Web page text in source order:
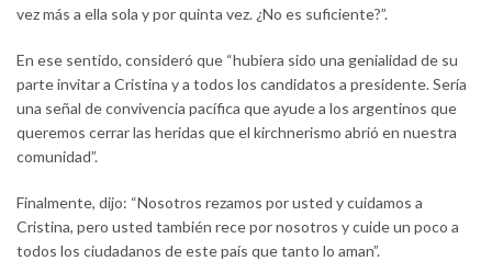
vez más a ella sola y por quinta vez. ¿No es suficiente?”.
En ese sentido, consideró que “hubiera sido una genialidad de su
parte invitar a Cristina y a todos los candidatos a presidente. Sería
una señal de convivencia pacífica que ayude a los argentinos que
queremos cerrar las heridas que el kirchnerismo abrió en nuestra
comunidad”.
Finalmente, dijo: “Nosotros rezamos por usted y cuidamos a
Cristina, pero usted también rece por nosotros y cuide un poco a
todos los ciudadanos de este país que tanto lo aman”.